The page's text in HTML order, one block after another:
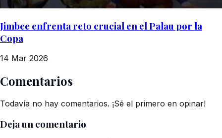
Jimbee enfrenta reto crucial en el Palau por la
Copa
14 Mar 2026
Comentarios
Todavía no hay comentarios. ¡Sé el primero en opinar!
Deja un comentario